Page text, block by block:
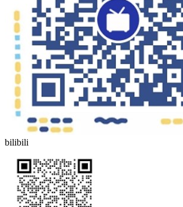
bilibili